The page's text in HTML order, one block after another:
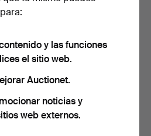
madera noble lacada,
déca…
6 días
y las funciones
el sitio web.
Auctionet.
noticias y
web externos.